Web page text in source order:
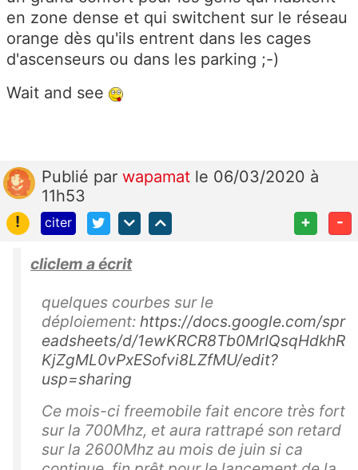
en zone dense et qui switchent sur le réseau
orange dès qu'ils entrent dans les cages
d'ascenseurs ou dans les parking ;-)
Wait and see
Publié par wapamat le 06/03/2020 à
11h53
!
citer + -
cliclem a écrit
quelques courbes sur le
déploiement: https://docs.google.com/spr
eadsheets/d/1ewKRCR8Tb0MrIQsqHdkhR
KjZgML0vPxESofvi8LZfMU/edit?
usp=sharing
Ce mois-ci freemobile fait encore très fort
sur la 700Mhz, et aura rattrapé son retard
sur la 2600Mhz au mois de juin si ca